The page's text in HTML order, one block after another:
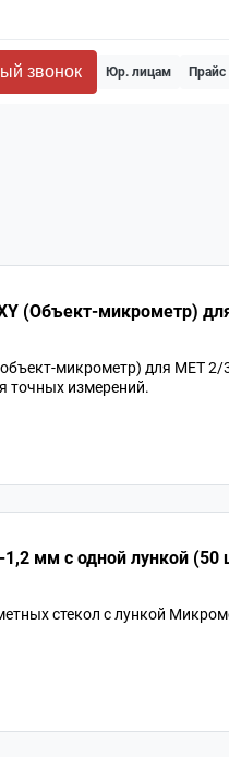
звонок Юр. лицам Прайс
Калибровочный слайд XY (Объект-
для МЕТ 2/
точных измерений.
мм с одной лункой (50
стекол с лункой